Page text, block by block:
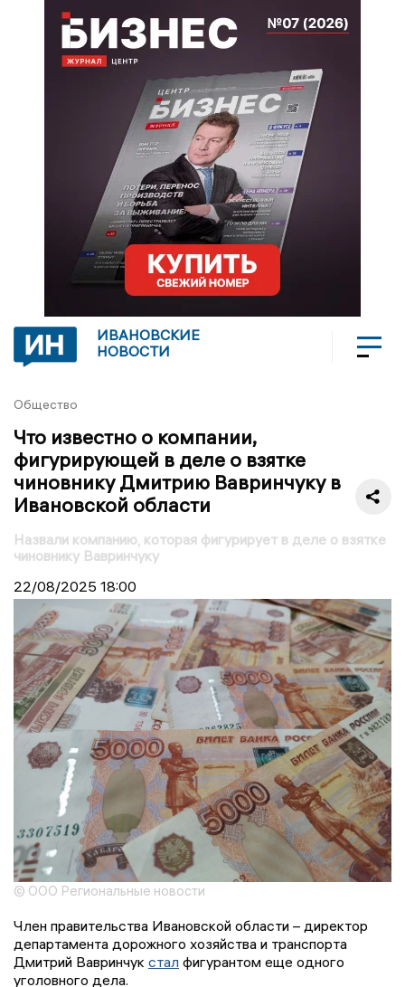
ИВАНОВСКИЕ
НОВОСТИ
Общество
Что известно о компании,
фигурирующей в деле о взятке
чиновнику Дмитрию Вавринчуку в
Ивановской области
Назвали компанию, которая фигурирует в деле о взятке
чиновнику Вавринчуку
22/08/2025 18:00
© ООО Региональные новости
Член правительства Ивановской области – директор
департамента дорожного хозяйства и транспорта
Дмитрий Вавринчук стал фигурантом еще одного
уголовного дела.